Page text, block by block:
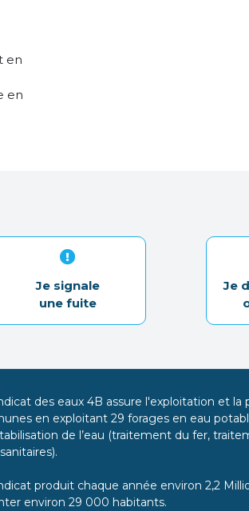
en
en
Je signale
une fuite
Je
des eaux 4B assure l'exploitation et la
en exploitant 29 forages en eau
de l’eau (traitement du fer,
produit chaque année environ 2,2
environ 29 000 habitants.